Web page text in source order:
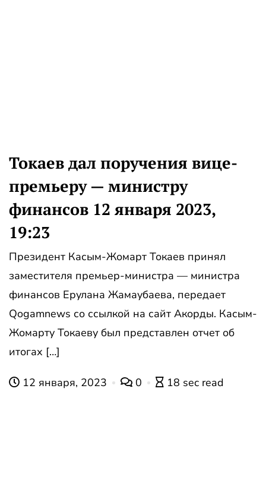
Токаев дал поручения вице-
премьеру — министру
финансов 12 января 2023,
19:23
Президент Касым-Жомарт Токаев принял
заместителя премьер-министра — министра
финансов Ерулана Жамаубаева, передает
Qogamnews со ссылкой на сайт Акорды. Касым-
Жомарту Токаеву был представлен отчет об
итогах […]
12 января, 2023 0 18 sec read